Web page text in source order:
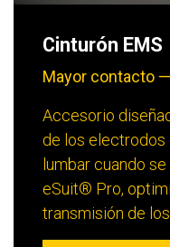
Cinturón EMS
Mayor contacto
Accesorio
de los electrodos
lumbar cuando
eSuit® Pro,
transmisión de